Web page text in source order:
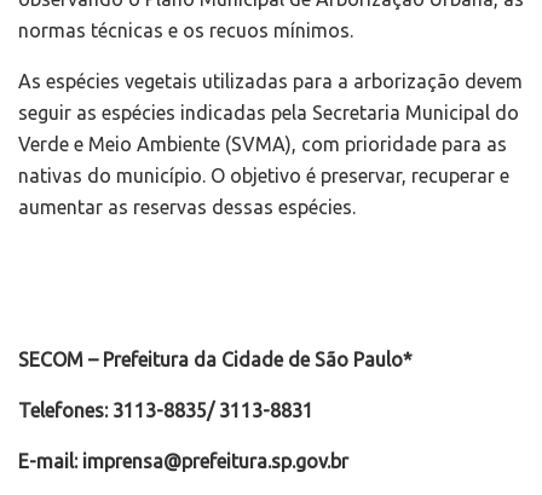
normas técnicas e os recuos mínimos.
As espécies vegetais utilizadas para a arborização devem
seguir as espécies indicadas pela Secretaria Municipal do
Verde e Meio Ambiente (SVMA), com prioridade para as
nativas do município. O objetivo é preservar, recuperar e
aumentar as reservas dessas espécies.
SECOM – Prefeitura da Cidade de São Paulo*
Telefones: 3113-8835/ 3113-8831
E-mail: imprensa@prefeitura.sp.gov.br